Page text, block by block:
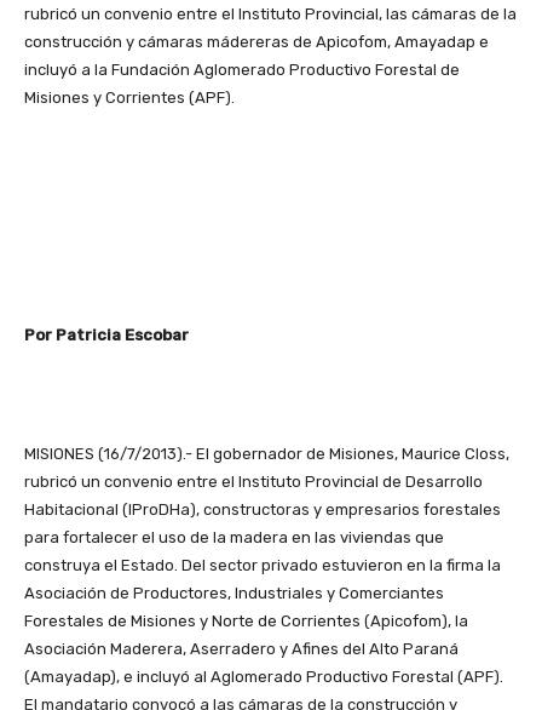
rubricó un convenio entre el Instituto Provincial, las cámaras de la
construcción y cámaras mádereras de Apicofom, Amayadap e
incluyó a la Fundación Aglomerado Productivo Forestal de
Misiones y Corrientes (APF).
Por Patricia Escobar
MISIONES (16/7/2013).- El gobernador de Misiones, Maurice Closs,
rubricó un convenio entre el Instituto Provincial de Desarrollo
Habitacional (IProDHa), constructoras y empresarios forestales
para fortalecer el uso de la madera en las viviendas que
construya el Estado. Del sector privado estuvieron en la firma la
Asociación de Productores, Industriales y Comerciantes
Forestales de Misiones y Norte de Corrientes (Apicofom), la
Asociación Maderera, Aserradero y Afines del Alto Paraná
(Amayadap), e incluyó al Aglomerado Productivo Forestal (APF).
El mandatario convocó a las cámaras de la construcción y